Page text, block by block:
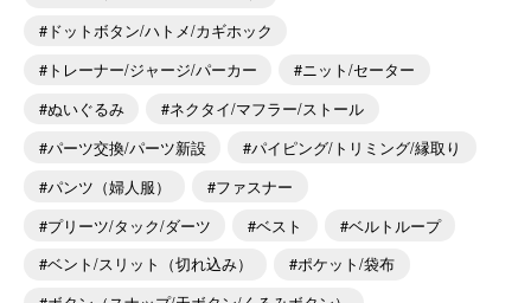
ドットボタン/ハトメ/カギホック
トレーナー/ジャージ/パーカー
ニット/セーター
ぬいぐるみ
ネクタイ/マフラー/ストール
パーツ交換/パーツ新設
パイピング/トリミング/縁取り
パンツ（婦人服）
ファスナー
プリーツ/タック/ダーツ
ベスト
ベルトループ
ベント/スリット（切れ込み）
ポケット/袋布